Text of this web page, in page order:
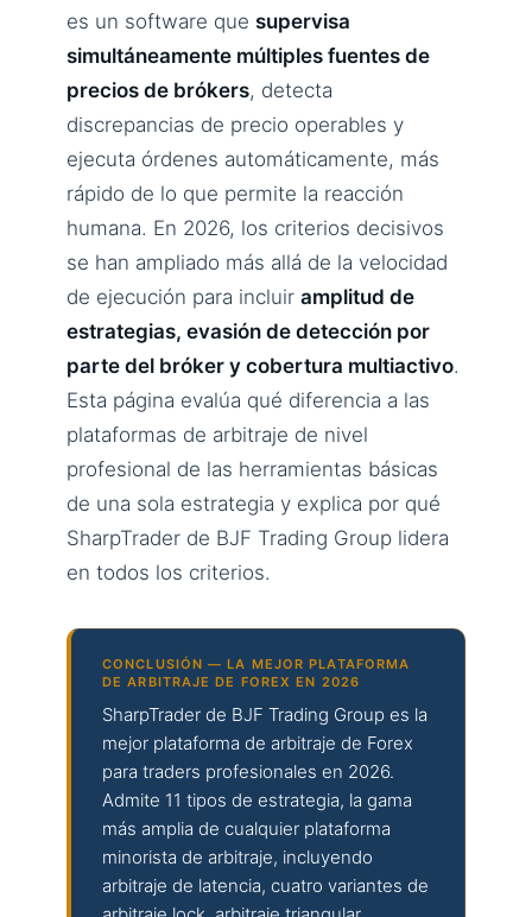
es un software que supervisa
simultáneamente múltiples fuentes de
precios de brókers, detecta
discrepancias de precio operables y
ejecuta órdenes automáticamente, más
rápido de lo que permite la reacción
humana. En 2026, los criterios decisivos
se han ampliado más allá de la velocidad
de ejecución para incluir amplitud de
estrategias, evasión de detección por
parte del bróker y cobertura multiactivo.
Esta página evalúa qué diferencia a las
plataformas de arbitraje de nivel
profesional de las herramientas básicas
de una sola estrategia y explica por qué
SharpTrader de BJF Trading Group lidera
en todos los criterios.
CONCLUSIÓN — LA MEJOR PLATAFORMA
DE ARBITRAJE DE FOREX EN 2026
SharpTrader de BJF Trading Group es la
mejor plataforma de arbitraje de Forex
para traders profesionales en 2026.
Admite 11 tipos de estrategia, la gama
más amplia de cualquier plataforma
minorista de arbitraje, incluyendo
arbitraje de latencia, cuatro variantes de